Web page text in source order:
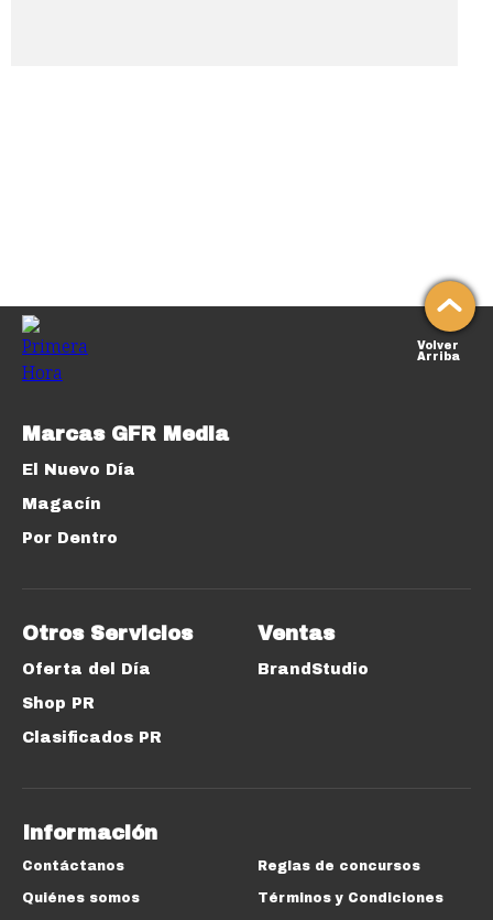
Volver
Arriba
Marcas GFR Media
El Nuevo Día
Magacín
Por Dentro
Otros Servicios
Oferta del Día
Shop PR
Clasificados PR
Ventas
BrandStudio
Información
Contáctanos
Quiénes somos
Reglas de concursos
Términos y Condiciones